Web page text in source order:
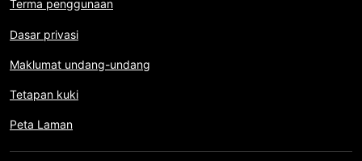
Terma penggunaan
Dasar privasi
Maklumat undang-undang
Tetapan kuki
Peta Laman